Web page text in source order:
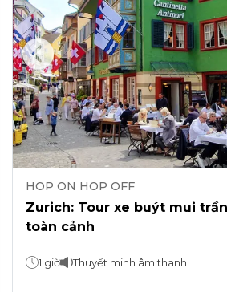
HOP ON HOP OFF
Zurich: Tour xe buýt mui
toàn cảnh
1 giờ Thuyết minh âm thanh